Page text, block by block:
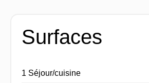
Surfaces
1 Séjour/cuisine